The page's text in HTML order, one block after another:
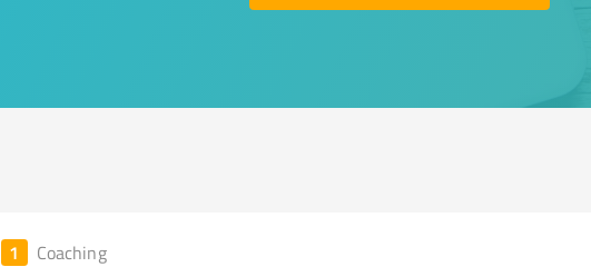
1 Coaching